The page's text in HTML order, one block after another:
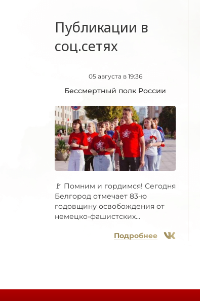
Публикации в
соц.сетях
05 августа в 19:36
Бессмертный полк России
🚩 Помним и гордимся! Сегодня
Белгород отмечает 83-ю
годовщину освобождения от
немецко-фашистских...
Подробнее